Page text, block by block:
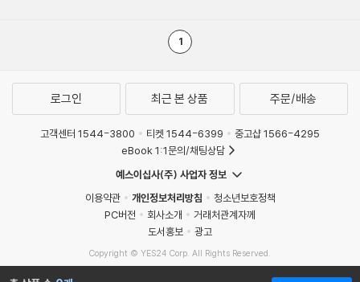
1
로그인 최근 본 상품 주문/배송
고객센터 1544-3800 티켓 1544-6399
중고샵 1566-4295
eBook 1:1문의/채팅상담
예스이십사(주) 사업자 정보
이용약관
개인정보처리방침
청소년보호정책
PC버전
회사소개
거래처관계자께
도서홍보
광고
Copyright © YES24 Corp. All Rights Reserved.
MATOM8